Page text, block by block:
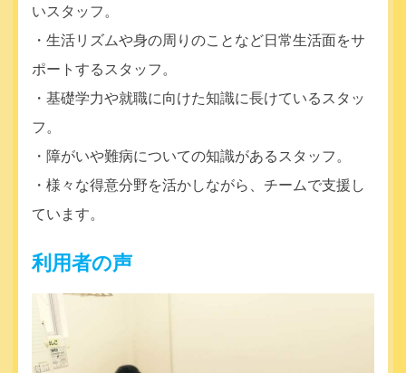
いスタッフ。
・生活リズムや身の周りのことなど日常生活面をサ
ポートするスタッフ。
・基礎学力や就職に向けた知識に長けているスタッ
フ。
・障がいや難病についての知識があるスタッフ。
・様々な得意分野を活かしながら、チームで支援し
ています。
利用者の声